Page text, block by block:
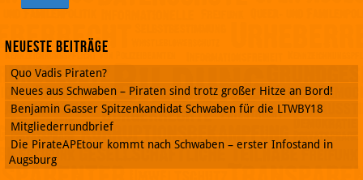
Neueste Beiträge
Quo Vadis Piraten?
Neues aus Schwaben – Piraten sind trotz großer Hitze an Bord!
Benjamin Gasser Spitzenkandidat Schwaben für die LTWBY18
Mitgliederrundbrief
Die PirateAPEtour kommt nach Schwaben – erster Infostand in
Augsburg